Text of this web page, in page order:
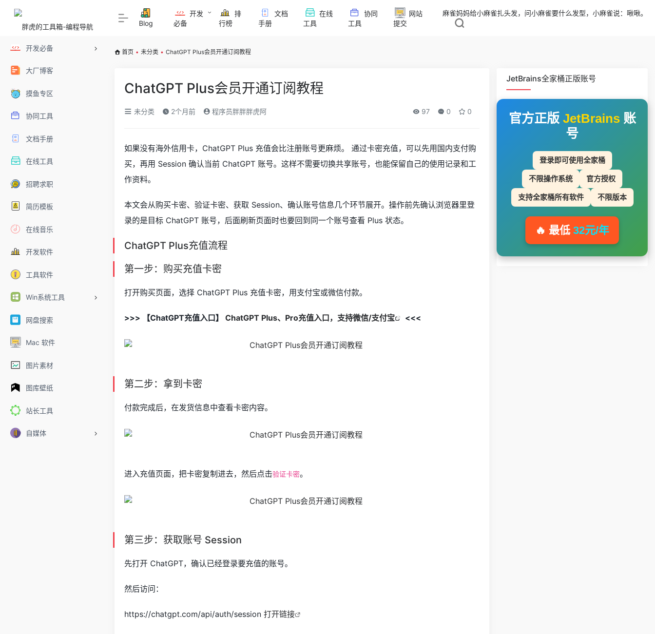
开发必备
大厂博客
摸鱼专区
协同工具
文档手册
在线工具
招聘求职
简历模板
在线音乐
开发软件
工具软件
Win系统工具
网盘搜索
Mac 软件
图片素材
图库壁纸
站长工具
自媒体
Blog
开发
必备
排
行榜
文档
手册
在线
工具
协同
工具
网站
提交
麻雀妈妈给小麻雀扎头发，问小麻雀要什么发型，小麻雀说：啾啾。
首页 • 未分类 • ChatGPT Plus会员开通订阅教程
ChatGPT Plus会员开通订阅教程
未分类 2个月前 程序员胖胖胖虎阿 97 0 0
如果没有海外信用卡，ChatGPT Plus 充值会比注册账号更麻烦。 通过卡密充值，可以先用国内支付购
买，再用 Session 确认当前 ChatGPT 账号。这样不需要切换共享账号，也能保留自己的使用记录和工
作资料。
本文会从购买卡密、验证卡密、获取 Session、确认账号信息几个环节展开。操作前先确认浏览器里登
录的是目标 ChatGPT 账号，后面刷新页面时也要回到同一个账号查看 Plus 状态。
ChatGPT Plus充值流程
第一步：购买充值卡密
打开购买页面，选择 ChatGPT Plus 充值卡密，用支付宝或微信付款。
>>> 【ChatGPT充值入口】 ChatGPT Plus、Pro充值入口，支持微信/支付宝 <<<
第二步：拿到卡密
付款完成后，在发货信息中查看卡密内容。
进入充值页面，把卡密复制进去，然后点击验证卡密。
第三步：获取账号 Session
先打开 ChatGPT，确认已经登录要充值的账号。
然后访问：
https://chatgpt.com/api/auth/session 打开链接
JetBrains全家桶正版账号
官方正版 JetBrains账
号
登录即可使用全家桶
不限操作系统 官方授权
支持全家桶所有软件 不限版本
🔥 最低 32元/年